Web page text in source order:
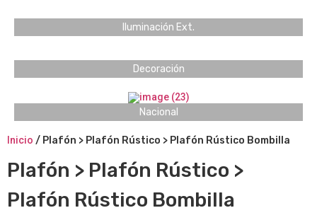
Iluminación Ext.
Decoración
Nacional
Inicio / Plafón > Plafón Rústico > Plafón Rústico Bombilla
Plafón > Plafón Rústico >
Plafón Rústico Bombilla